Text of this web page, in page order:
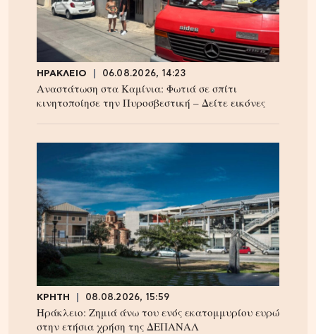
ΗΡΑΚΛΕΙΟ 06.08.2026, 14:23
Αναστάτωση στα Καμίνια: Φωτιά σε σπίτι
κινητοποίησε την Πυροσβεστική – Δείτε εικόνες
ΚΡΗΤΗ 08.08.2026, 15:59
Ηράκλειο: Ζημιά άνω του ενός εκατομμυρίου ευρώ
στην ετήσια χρήση της ΔΕΠΑΝΑΛ